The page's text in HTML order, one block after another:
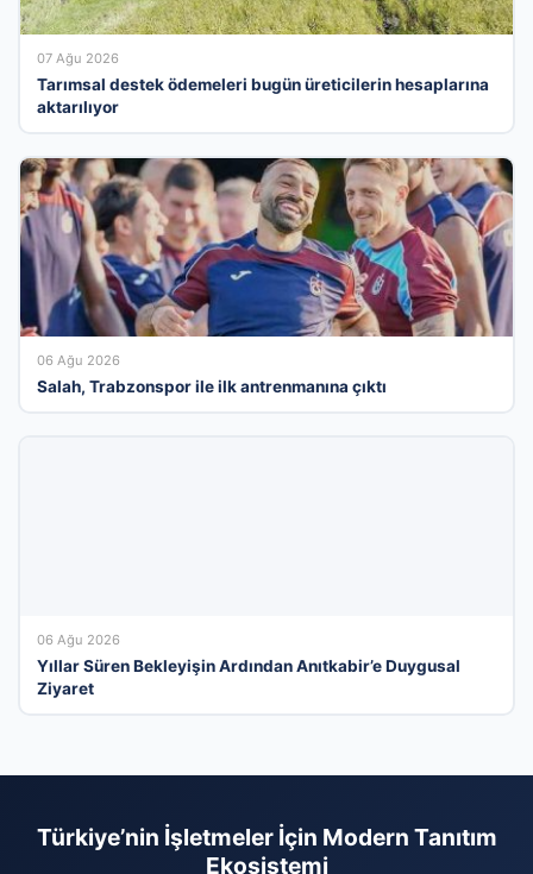
07 Ağu 2026
Tarımsal destek ödemeleri bugün üreticilerin hesaplarına
aktarılıyor
06 Ağu 2026
Salah, Trabzonspor ile ilk antrenmanına çıktı
06 Ağu 2026
Yıllar Süren Bekleyişin Ardından Anıtkabir’e Duygusal
Ziyaret
Türkiye’nin İşletmeler İçin Modern Tanıtım
Ekosistemi